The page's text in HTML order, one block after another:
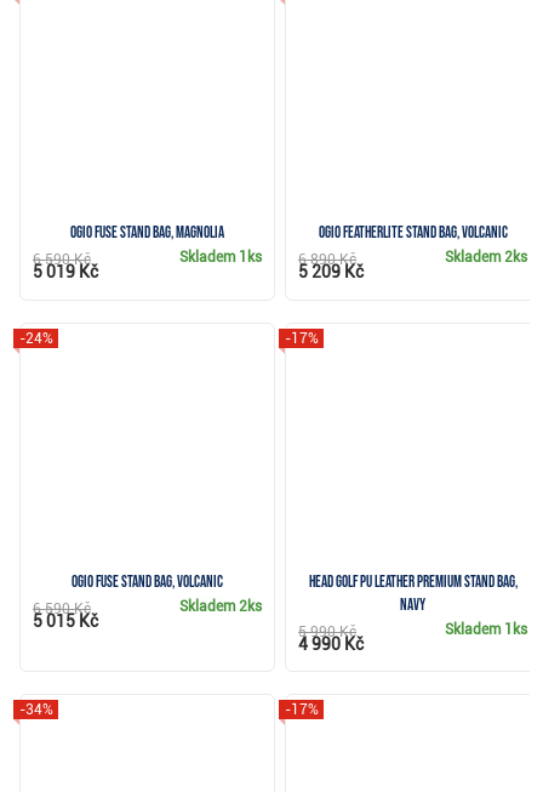
Ogio Fuse stand bag, magnolia
Skladem 1ks
6 590 Kč
5 019 Kč
Ogio Featherlite stand bag, volcanic
Skladem2ks
6 890 Kč
5 209 Kč
Ogio Fuse stand bag, volcanic
-24%
Skladem 2ks
6 590 Kč
5 015 Kč
Head Golf PU Leather Premium stand bag,
navy
-17%
Skladem 1ks
5 990 Kč
4 990 Kč
-34% -17%